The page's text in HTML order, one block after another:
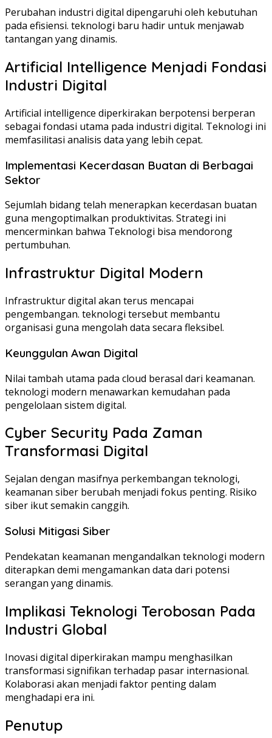
Perubahan industri digital dipengaruhi oleh kebutuhan
pada efisiensi. teknologi baru hadir untuk menjawab
tantangan yang dinamis.
Artificial Intelligence Menjadi Fondasi
Industri Digital
Artificial intelligence diperkirakan berpotensi berperan
sebagai fondasi utama pada industri digital. Teknologi ini
memfasilitasi analisis data yang lebih cepat.
Implementasi Kecerdasan Buatan di Berbagai
Sektor
Sejumlah bidang telah menerapkan kecerdasan buatan
guna mengoptimalkan produktivitas. Strategi ini
mencerminkan bahwa Teknologi bisa mendorong
pertumbuhan.
Infrastruktur Digital Modern
Infrastruktur digital akan terus mencapai
pengembangan. teknologi tersebut membantu
organisasi guna mengolah data secara fleksibel.
Keunggulan Awan Digital
Nilai tambah utama pada cloud berasal dari keamanan.
teknologi modern menawarkan kemudahan pada
pengelolaan sistem digital.
Cyber Security Pada Zaman
Transformasi Digital
Sejalan dengan masifnya perkembangan teknologi,
keamanan siber berubah menjadi fokus penting. Risiko
siber ikut semakin canggih.
Solusi Mitigasi Siber
Pendekatan keamanan mengandalkan teknologi modern
diterapkan demi mengamankan data dari potensi
serangan yang dinamis.
Implikasi Teknologi Terobosan Pada
Industri Global
Inovasi digital diperkirakan mampu menghasilkan
transformasi signifikan terhadap pasar internasional.
Kolaborasi akan menjadi faktor penting dalam
menghadapi era ini.
Penutup